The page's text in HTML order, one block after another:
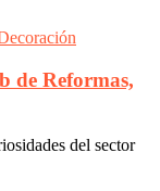
de Reformas,
del sector